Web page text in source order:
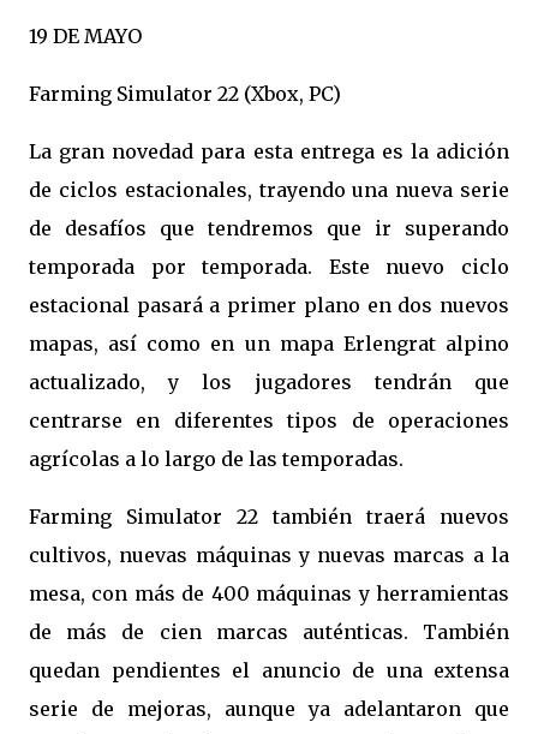
19 DE MAYO
Farming Simulator 22 (Xbox, PC)
La gran novedad para esta entrega es la adición
de ciclos estacionales, trayendo una nueva serie
de desafíos que tendremos que ir superando
temporada por temporada. Este nuevo ciclo
estacional pasará a primer plano en dos nuevos
mapas, así como en un mapa Erlengrat alpino
actualizado, y los jugadores tendrán que
centrarse en diferentes tipos de operaciones
agrícolas a lo largo de las temporadas.
Farming Simulator 22 también traerá nuevos
cultivos, nuevas máquinas y nuevas marcas a la
mesa, con más de 400 máquinas y herramientas
de más de cien marcas auténticas. También
quedan pendientes el anuncio de una extensa
serie de mejoras, aunque ya adelantaron que